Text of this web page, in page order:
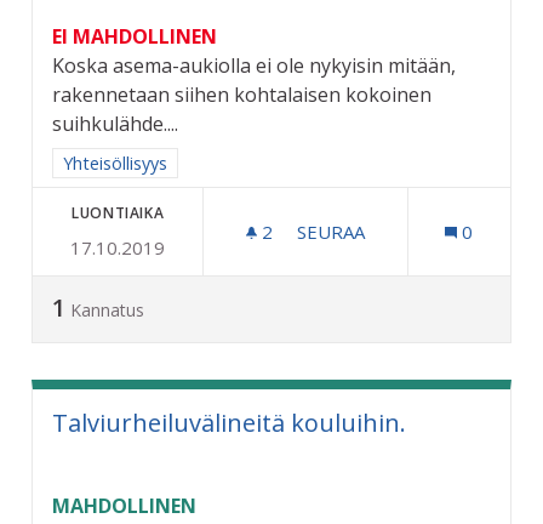
EI MAHDOLLINEN
Koska asema-aukiolla ei ole nykyisin mitään,
rakennetaan siihen kohtalaisen kokoinen
suihkulähde....
Rajaa tulokset aihepiirin mukaan: Yhteisöllisyys
Yhteisöllisyys
LUONTIAIKA
17.10.2019
2 2 SEURAAJAA
SEURAA 0
1 Kannatus
Talviurheiluvälineitä kouluihin.
MAHDOLLINEN